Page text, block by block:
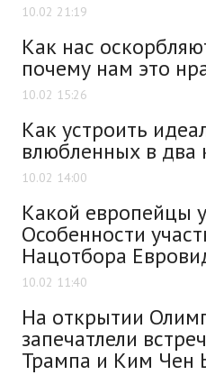
10.02 21:19
Как нас
почему нам это
10.02 15:26
Как устроить
влюбленных в два
10.02 14:00
Какой европейцы
Особенности
Нацотбора
10.02 11:40
На открытии
запечатлели
Трампа и Ким Чен